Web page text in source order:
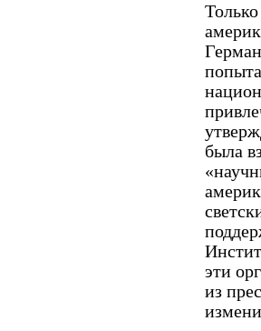
была
эти
из